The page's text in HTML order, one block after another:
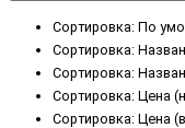
Сортировка: По
Сортировка:
Сортировка:
Сортировка: Цена
Сортировка: Цена